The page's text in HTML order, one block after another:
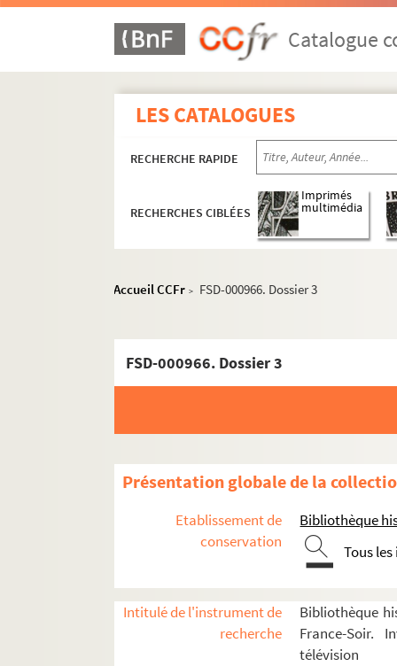
Catalogue
LES CATALOGUES
RECHERCHE RAPIDE
RECHERCHES CIBLÉES
Imprimés
multimédia
Accueil CCFr > FSD-000966. Dossier 3
FSD-000966. Dossier 3
Présentation globale de la
Etablissement de
conservation
Bibliothèque
Tous
Intitulé de l'instrument de
recherche
Bibliothèque
France-Soir.
télévision
Laborde
Laborie, Jean
Lacour, Pierre
Lacroix, Jean-Paul
Laferté, Roger
Lagabbe
Lahalle, Daniel
Lalu
8-FSE-000222. Lambert, Marc
Lamy, Jean-Claude
Landragin, Jacques
Lansac, Serge
Lapied, Daniel
Larcher, Geneviève
Laroche, Georges